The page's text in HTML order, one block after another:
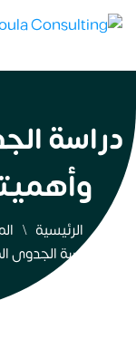
دراسة
الرئيسية
دراسة الجدوى